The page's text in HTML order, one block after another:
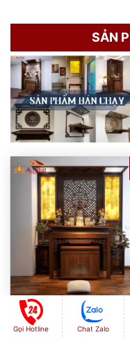
SẢN
Bàn thờ gia tiên gỗ đẹp
Phát BTD2050
Gọi Hotline Chat Zalo